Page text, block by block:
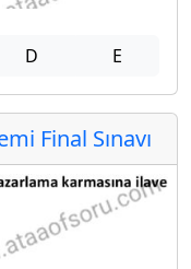
D E
Final Sınavı